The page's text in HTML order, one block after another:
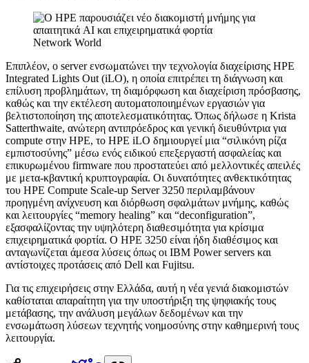
Network World
Επιπλέον, ο server ενσωματώνει την τεχνολογία διαχείρισης HPE
Integrated Lights Out (iLO), η οποία επιτρέπει τη διάγνωση και
επίλυση προβλημάτων, τη διαμόρφωση και διαχείριση πρόσβασης,
καθώς και την εκτέλεση αυτοματοποιημένων εργασιών για
βελτιστοποίηση της αποτελεσματικότητας. Όπως δήλωσε η Krista
Satterthwaite, ανώτερη αντιπρόεδρος και γενική διευθύντρια για
compute στην HPE, το HPE iLO δημιουργεί μια “σιλικόνη ρίζα
εμπιστοσύνης” μέσω ενός ειδικού επεξεργαστή ασφαλείας και
επικυρωμένου firmware που προστατεύει από μελλοντικές απειλές
με μετα-κβαντική κρυπτογραφία. Οι δυνατότητες ανθεκτικότητας
του HPE Compute Scale-up Server 3250 περιλαμβάνουν
προηγμένη ανίχνευση και διόρθωση σφαλμάτων μνήμης, καθώς
και λειτουργίες “memory healing” και “deconfiguration”,
εξασφαλίζοντας την υψηλότερη διαθεσιμότητα για κρίσιμα
επιχειρηματικά φορτία. Ο HPE 3250 είναι ήδη διαθέσιμος και
ανταγωνίζεται άμεσα λύσεις όπως οι IBM Power servers και
αντίστοιχες προτάσεις από Dell και Fujitsu.
Για τις επιχειρήσεις στην Ελλάδα, αυτή η νέα γενιά διακομιστών
καθίσταται απαραίτητη για την υποστήριξη της ψηφιακής τους
μετάβασης, την ανάλυση μεγάλων δεδομένων και την
ενσωμάτωση λύσεων τεχνητής νοημοσύνης στην καθημερινή τους
λειτουργία.